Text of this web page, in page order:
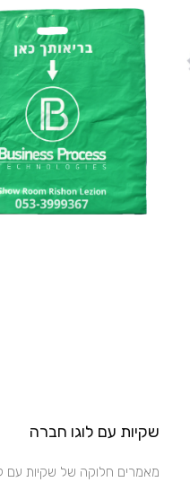
שקיות עם לוגו חברה
מאמרים חלוקה של שקיות עם